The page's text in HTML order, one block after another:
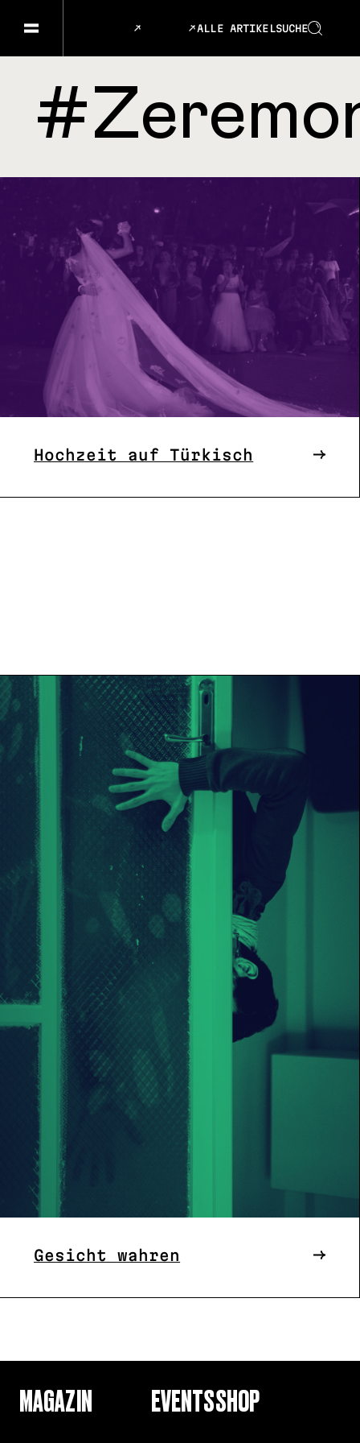
ALLE ARTIKELSUCHE
Hochzeit auf Türkisch
Gesicht wahren
MAGAZIN EVENTSSHOP